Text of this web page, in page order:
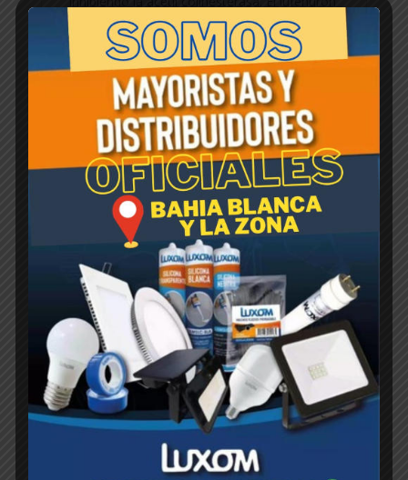
es una benzoilurea que regula el crecimiento
(IGR) de los insectos, inhibiendo la síntesis de
quitina en estadios larvales.
Pulex® actúa directamente por contacto e
ingestión. La formulación es de bajo olor, no
mancha y no irrita.
Productos relacionados